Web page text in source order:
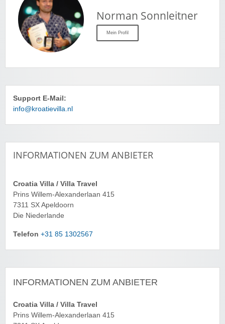
Norman Sonnleitner
Mein Profil
Support E-Mail:
info@kroatievilla.nl
INFORMATIONEN ZUM ANBIETER
Croatia Villa / Villa Travel
Prins Willem-Alexanderlaan 415
7311 SX Apeldoorn
Die Niederlande
Telefon +31 85 1302567
INFORMATIONEN ZUM ANBIETER
Croatia Villa / Villa Travel
Prins Willem-Alexanderlaan 415